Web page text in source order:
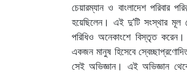
চেয়ারম্যান ও বাংলাদেশ পরিবার
হয়েছিলেন। এই দু’টি সংস্থার মূল
পরিধিও অনেকাংশে বিস্তৃত
একজন মানুষ হিসেবে
সেই অভিজ্ঞান। এই অভিজ্ঞান